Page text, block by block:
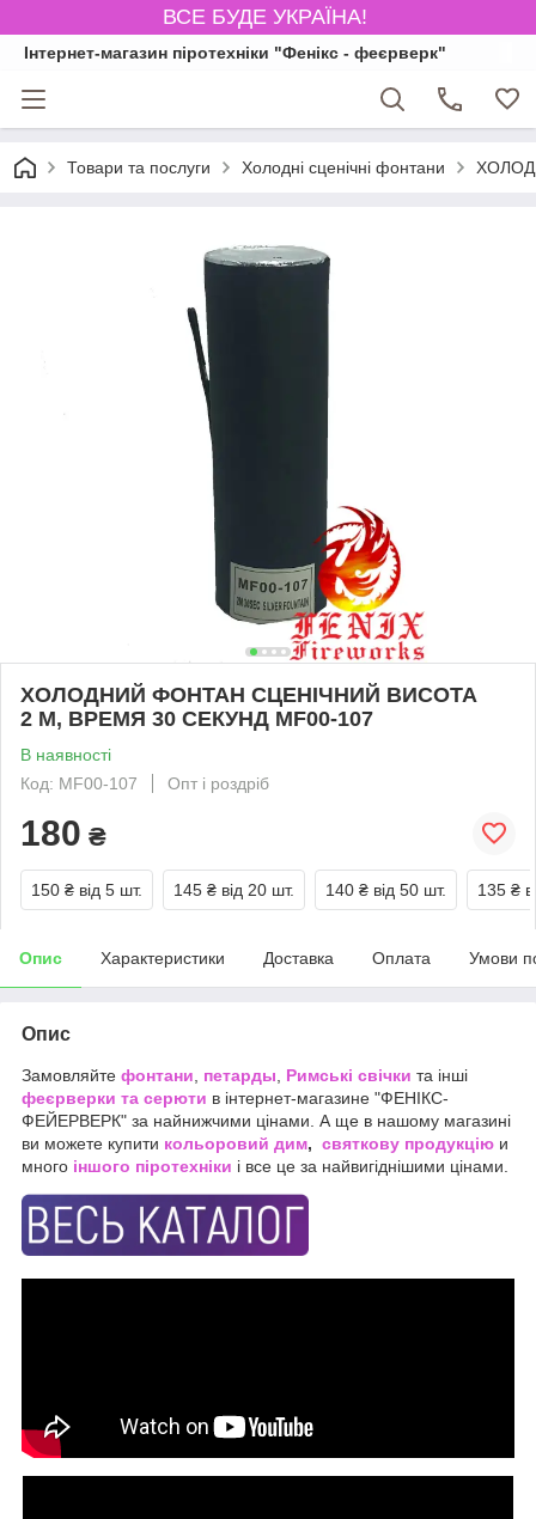
ВСЕ БУДЕ УКРАЇНА!
Інтернет-магазин піротехніки "Фенікс - феєрверк"
Товари та послуги Холодні сценічні фонтани
ХОЛОДНИЙ ФОНТАН СЦЕНІЧНИЙ ВИСОТА
2 М, ВРЕМЯ 30 СЕКУНД MF00-107
В наявності
Код: MF00-107
Опт і роздріб
180 ₴
150 ₴ від 5 шт. 145 ₴ від 20 шт. 140 ₴ від 50 шт. 135 ₴
Опис Характеристики Доставка Оплата Умови
Опис
Замовляйте фонтани петарды Римські свічки та інші
феєрверки та серюти в інтернет-магазине "ФЕНІКС-
ФЕЙЕРВЕРК" за найнижчими цінами. А ще в нашому магазині
ви можете купити кольоровий дим, святкову продукцію и
много іншого піротехніки і все це за найвигіднішими цінами.